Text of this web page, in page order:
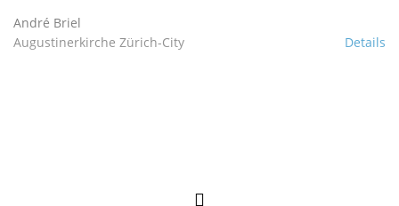
André Briel
Augustinerkirche Zürich-City
Details